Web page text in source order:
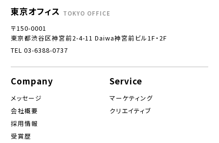
東京オフィス TOKYO OFFICE
〒150-0001
東京都渋谷区神宮前2-4-11 Daiwa神宮前ビル1F・2F
TEL 03-6388-0737
Company
メッセージ
会社概要
採用情報
受賞歴
Service
マーケティング
クリエイティブ